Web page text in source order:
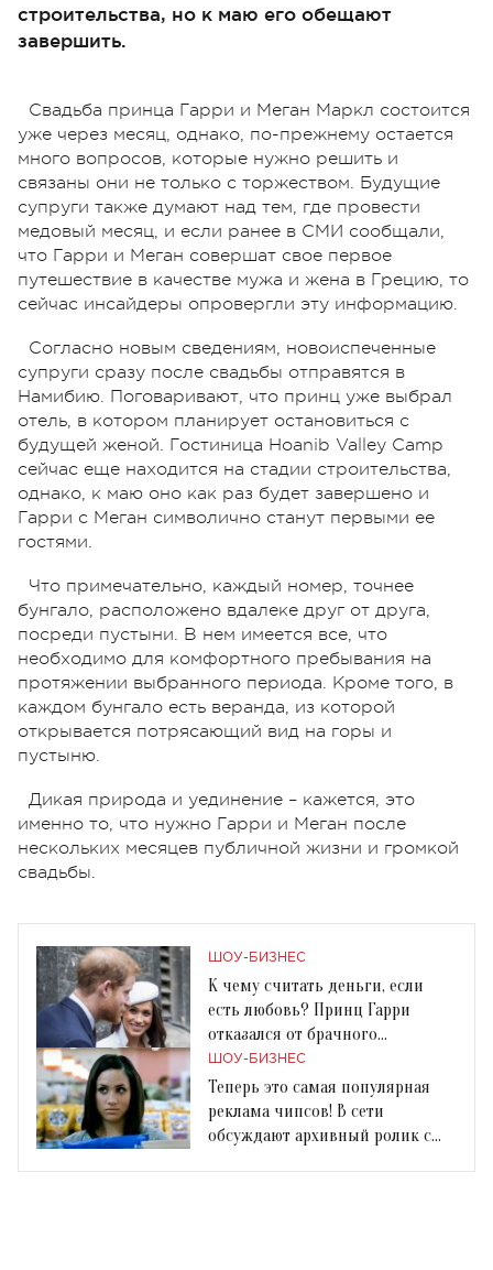
строительства, но к маю его обещают
завершить.
Свадьба принца Гарри и Меган Маркл состоится
уже через месяц, однако, по-прежнему остается
много вопросов, которые нужно решить и
связаны они не только с торжеством. Будущие
супруги также думают над тем, где провести
медовый месяц, и если ранее в СМИ сообщали,
что Гарри и Меган совершат свое первое
путешествие в качестве мужа и жена в Грецию, то
сейчас инсайдеры опровергли эту информацию.
Согласно новым сведениям, новоиспеченные
супруги сразу после свадьбы отправятся в
Намибию. Поговаривают, что принц уже выбрал
отель, в котором планирует остановиться с
будущей женой. Гостиница Hoanib Valley Camp
сейчас еще находится на стадии строительства,
однако, к маю оно как раз будет завершено и
Гарри с Меган символично станут первыми ее
гостями.
Что примечательно, каждый номер, точнее
бунгало, расположено вдалеке друг от друга,
посреди пустыни. В нем имеется все, что
необходимо для комфортного пребывания на
протяжении выбранного периода. Кроме того, в
каждом бунгало есть веранда, из которой
открывается потрясающий вид на горы и
пустыню.
Дикая природа и уединение – кажется, это
именно то, что нужно Гарри и Меган после
нескольких месяцев публичной жизни и громкой
свадьбы.
ШОУ-БИЗНЕС
К чему считать деньги, если
есть любовь? Принц Гарри
отказался от брачного
контракта с Меган Маркл
ШОУ-БИЗНЕС
Теперь это самая популярная
реклама чипсов! В сети
обсуждают архивный ролик с